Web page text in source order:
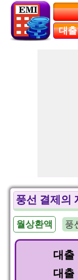
대출
풍선 결제의
월상환액 풍
대출
대출